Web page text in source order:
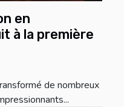
en
à la première
de nombreux